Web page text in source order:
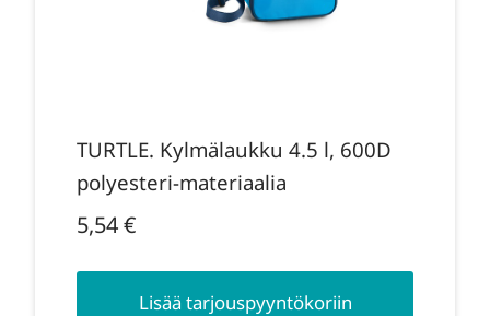
TURTLE. Kylmälaukku 4.5 l, 600D
polyesteri-materiaalia
5,54€
Lisää tarjouspyyntökoriin